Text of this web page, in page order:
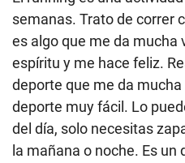
semanas. Trato de correr
es algo que me da mucha
espíritu y me hace feliz.
deporte que me da
deporte muy fácil. Lo
del día, solo necesitas
la mañana o noche. Es